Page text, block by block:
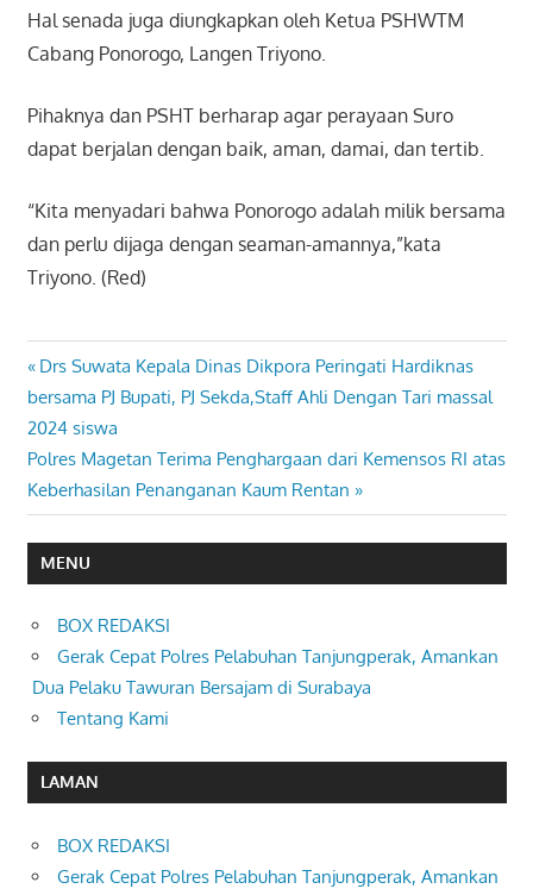
Hal senada juga diungkapkan oleh Ketua PSHWTM
Cabang Ponorogo, Langen Triyono.
Pihaknya dan PSHT berharap agar perayaan Suro
dapat berjalan dengan baik, aman, damai, dan tertib.
“Kita menyadari bahwa Ponorogo adalah milik bersama
dan perlu dijaga dengan seaman-amannya,”kata
Triyono. (Red)
Navigasi
pos
Previous
Post:
Drs Suwata Kepala Dinas Dikpora Peringati Hardiknas
bersama PJ Bupati, PJ Sekda,Staff Ahli Dengan Tari massal
2024 siswa
Next
Post:
Polres Magetan Terima Penghargaan dari Kemensos RI atas
Keberhasilan Penanganan Kaum Rentan
MENU
BOX REDAKSI
Gerak Cepat Polres Pelabuhan Tanjungperak, Amankan
Dua Pelaku Tawuran Bersajam di Surabaya
Tentang Kami
LAMAN
BOX REDAKSI
Gerak Cepat Polres Pelabuhan Tanjungperak, Amankan